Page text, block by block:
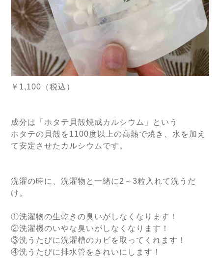
￥1,100（税込）
成分は「ホタテ貝殻焼成カルシウム」という
ホタテの貝殻を1100度以上の高熱で焼き、水を加え
て安定させたカルシウムです。
洗濯の時に、洗濯物と一緒に2～3粒入れて洗うだ
け。
①洗濯物の生乾きの臭いがしなくなります！
②洗濯機のいやな臭いがしなくなります！
③洗うたびに洗濯槽のカビを取ってくれます！
④洗うたびに排水管をきれいにします！